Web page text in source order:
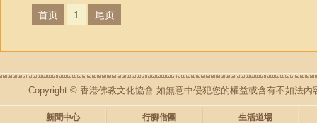
首页 1 尾页
Copyright © 香港佛教文化協會 如無意中侵犯您的權益或含有不如法內
新聞中心
行腳僧團
生活道場